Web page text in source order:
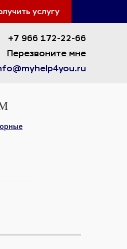
услугу
+7 966 172-22-66
Перезвоните мне